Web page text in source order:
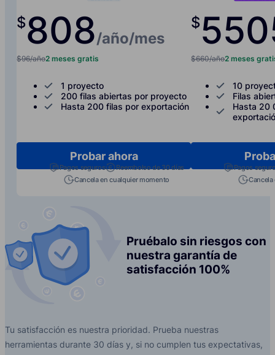
$808/año/mes
$96/año2 meses gratis
1 proyecto
200 filas abiertas por proyecto
Hasta 200 filas por exportación
Probar ahora
Pagos seguros
Reembolso de 30 días
Cancela en cualquier momento
$550
$660/año2 meses
10
Filas
Hasta 20
Pagos
Pruébalo sin riesgos con
nuestra garantía de
satisfacción 100%
Tu satisfacción es nuestra prioridad. Prueba nuestras
herramientas durante 30 días y, si no cumplen tus expectativas,